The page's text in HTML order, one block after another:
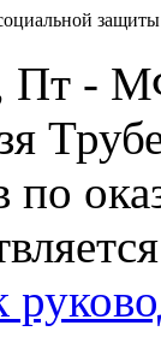
Пт -
по